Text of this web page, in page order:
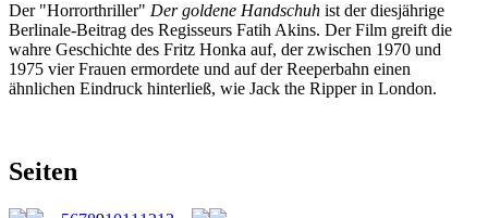
Der "Horrorthriller" Der goldene Handschuh ist der diesjährige
Berlinale-Beitrag des Regisseurs Fatih Akins. Der Film greift die
wahre Geschichte des Fritz Honka auf, der zwischen 1970 und
1975 vier Frauen ermordete und auf der Reeperbahn einen
ähnlichen Eindruck hinterließ, wie Jack the Ripper in London.
Seiten